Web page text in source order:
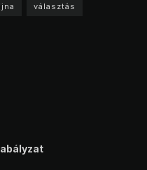
választás